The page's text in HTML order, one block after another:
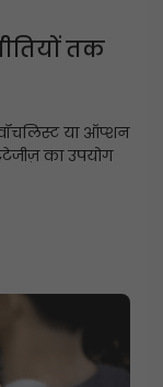
तक
या ऑप्शन
का उपयोग